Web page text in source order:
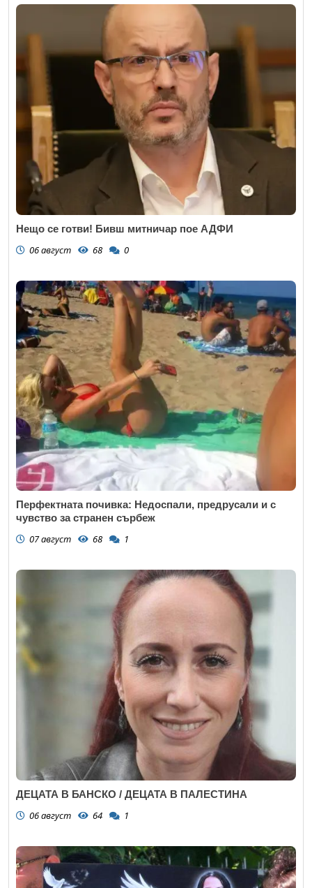
Нещо се готви! Бивш митничар пое АДФИ
06 август 68 0
Перфектната почивка: Недоспали, предрусали и с
чувство за странен сърбеж
07 август 68 1
ДЕЦАТА В БАНСКО / ДЕЦАТА В ПАЛЕСТИНА
06 август 64 1